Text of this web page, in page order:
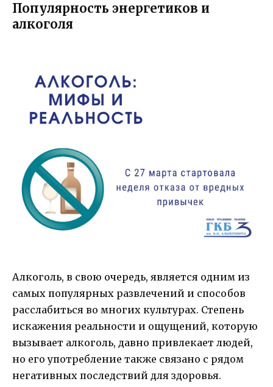
Популярность энергетиков и
алкоголя
Алкоголь, в свою очередь, является одним из
самых популярных развлечений и способов
расслабиться во многих культурах. Степень
искажения реальности и ощущений, которую
вызывает алкоголь, давно привлекает людей,
но его употребление также связано с рядом
негативных последствий для здоровья.